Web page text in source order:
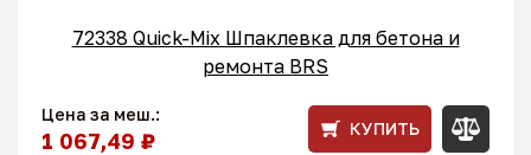
72338 Quick-Mix Шпаклевка для бетона и
ремонта BRS
Цена за меш.:
1 067,49 ₽ КУПИТЬ